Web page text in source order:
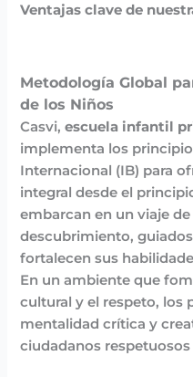
Ventajas clave de
Metodología Global
de los Niños
Casvi,escuela infantil
implementa los
Internacional (IB) para
integral desde el
embarcan en un viaje
descubrimiento,
fortalecen sus
En un ambiente que
cultural y el respeto, los
mentalidad crítica y
ciudadanos